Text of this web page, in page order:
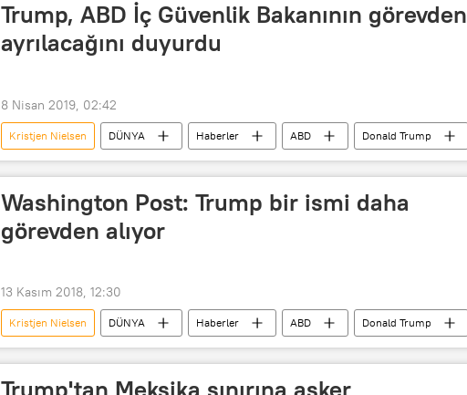
Trump, ABD İç Güvenlik Bakanının görevden
ayrılacağını duyurdu
8 Nisan 2019, 02:42
Kristjen Nielsen DÜNYA Haberler ABD
Donald Trump
ABD İç Güvenlik Bakanlığı (DHS)
Washington Post: Trump bir ismi daha
görevden alıyor
13 Kasım 2018, 12:30
Kristjen Nielsen DÜNYA Haberler ABD
Donald Trump
Jeff Sessions
Washington Post